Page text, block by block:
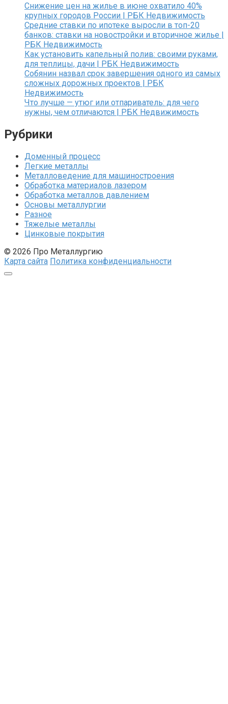
Снижение цен на жилье в июне охватило 40%
крупных городов России | РБК Недвижимость
Средние ставки по ипотеке выросли в топ-20
банков: ставки на новостройки и вторичное жилье |
РБК Недвижимость
Как установить капельный полив: своими руками,
для теплицы, дачи | РБК Недвижимость
Собянин назвал срок завершения одного из самых
сложных дорожных проектов | РБК
Недвижимость
Что лучше — утюг или отпариватель: для чего
нужны, чем отличаются | РБК Недвижимость
Рубрики
Доменный процесс
Легкие металлы
Металловедение для машиностроения
Обработка материалов лазером
Обработка металлов давлением
Основы металлургии
Разное
Тяжелые металлы
Цинковые покрытия
© 2026 Про Металлургию
Карта сайта Политика конфиденциальности